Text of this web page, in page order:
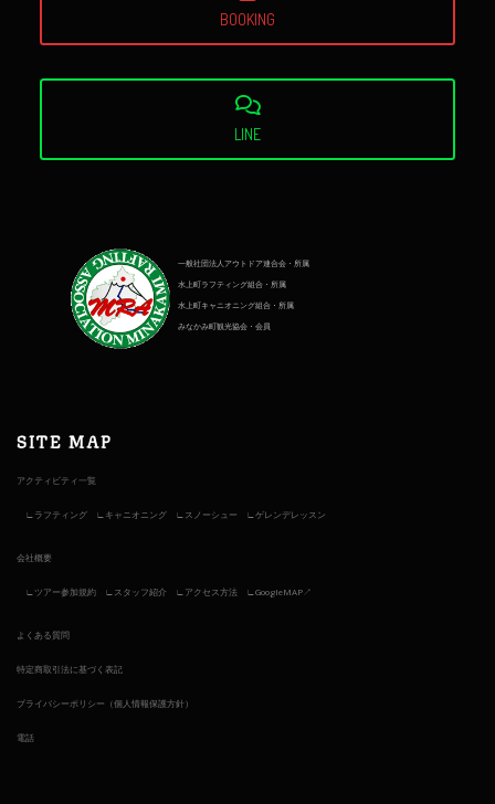
BOOKING
LINE
一般社団法人アウトドア連合会・所属
水上町ラフティング組合・所属
水上町キャニオニング組合・所属
みなかみ町観光協会・会員
SITE MAP
アクティビティ一覧
ラフティング キャニオニング スノーシュー ゲレンデレッスン
会社概要
ツアー参加規約 スタッフ紹介 アクセス方法 GoogleMAP↗︎
よくある質問
特定商取引法に基づく表記
プライバシーポリシー（個人情報保護方針）
電話